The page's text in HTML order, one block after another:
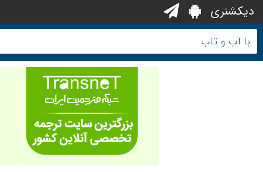
دیکشنری